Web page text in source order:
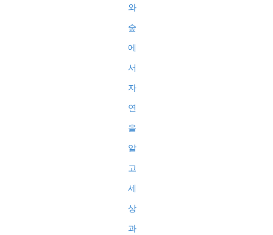
와
숲
에
서
자
연
을
알
고
세
상
과